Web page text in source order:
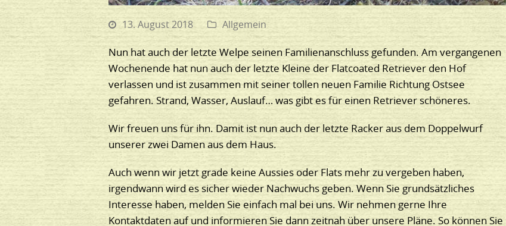
13. August 2018 Allgemein
Nun hat auch der letzte Welpe seinen Familienanschluss gefunden. Am vergangenen
Wochenende hat nun auch der letzte Kleine der Flatcoated Retriever den Hof
verlassen und ist zusammen mit seiner tollen neuen Familie Richtung Ostsee
gefahren. Strand, Wasser, Auslauf… was gibt es für einen Retriever schöneres.
Wir freuen uns für ihn. Damit ist nun auch der letzte Racker aus dem Doppelwurf
unserer zwei Damen aus dem Haus.
Auch wenn wir jetzt grade keine Aussies oder Flats mehr zu vergeben haben,
irgendwann wird es sicher wieder Nachwuchs geben. Wenn Sie grundsätzliches
Interesse haben, melden Sie einfach mal bei uns. Wir nehmen gerne Ihre
Kontaktdaten auf und informieren Sie dann zeitnah über unsere Pläne. So können Sie